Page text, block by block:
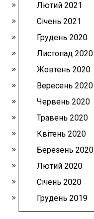
Лютий 2021
Січень 2021
Грудень 2020
Листопад 2020
Жовтень 2020
Вересень 2020
Червень 2020
Травень 2020
Квітень 2020
Березень 2020
Лютий 2020
Січень 2020
Грудень 2019